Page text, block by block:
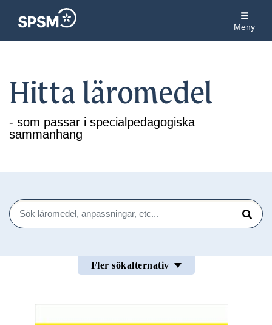
Meny
Hitta läromedel
- som passar i specialpedagogiska
sammanhang
Sök
Sök
Fler sökalternativ